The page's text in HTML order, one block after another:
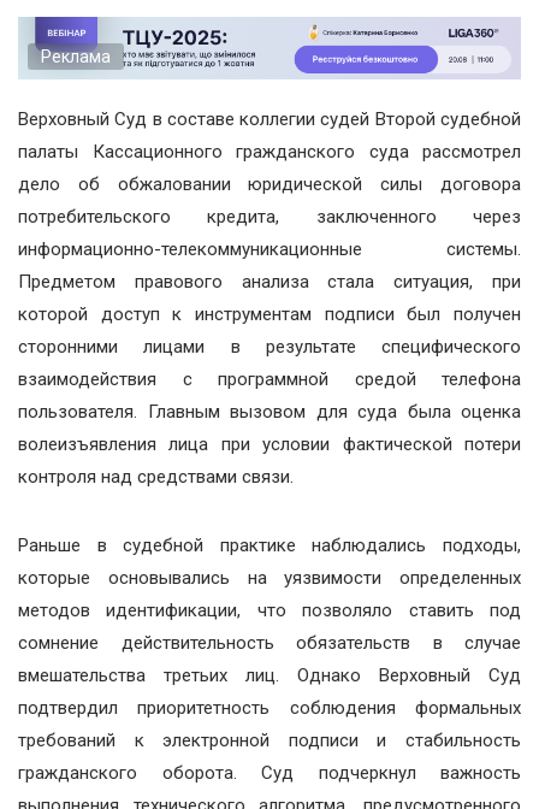
Реклама
Верховный Суд в составе коллегии судей Второй судебной
палаты Кассационного гражданского суда рассмотрел
дело об обжаловании юридической силы договора
потребительского кредита, заключенного через
информационно-телекоммуникационные системы.
Предметом правового анализа стала ситуация, при
которой доступ к инструментам подписи был получен
сторонними лицами в результате специфического
взаимодействия с программной средой телефона
пользователя. Главным вызовом для суда была оценка
волеизъявления лица при условии фактической потери
контроля над средствами связи.
Раньше в судебной практике наблюдались подходы,
которые основывались на уязвимости определенных
методов идентификации, что позволяло ставить под
сомнение действительность обязательств в случае
вмешательства третьих лиц. Однако Верховный Суд
подтвердил приоритетность соблюдения формальных
требований к электронной подписи и стабильность
гражданского оборота. Суд подчеркнул важность